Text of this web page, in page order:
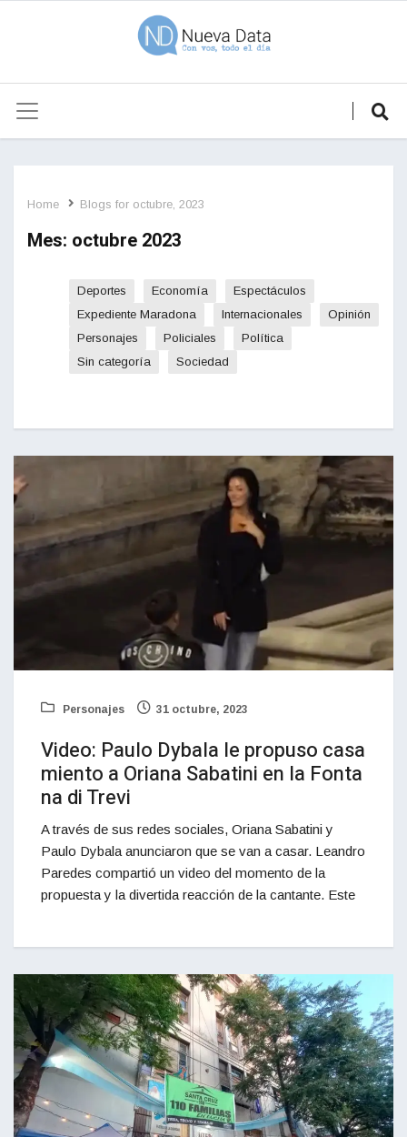
Home Blogs for octubre, 2023
Mes: octubre 2023
Deportes Economía
Espectáculos
Expediente Maradona
Internacionales
Opinión
Personajes
Policiales
Política
Sin categoría
Sociedad
Personajes 31 octubre, 2023
Video: Paulo Dybala le propuso casa
miento a Oriana Sabatini en la Fonta
na di Trevi
A través de sus redes sociales, Oriana Sabatini y
Paulo Dybala anunciaron que se van a casar. Leandro
Paredes compartió un video del momento de la
propuesta y la divertida reacción de la cantante. Este